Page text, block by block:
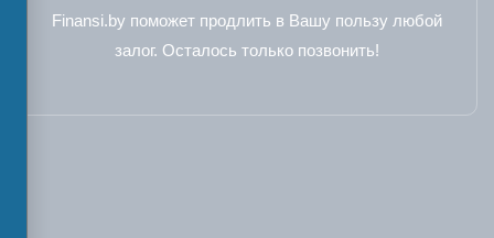
Finansi.by поможет продлить в Вашу пользу любой
залог. Осталось только позвонить!